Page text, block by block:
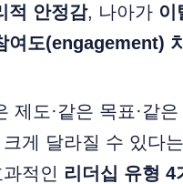
적 안정감, 나아가 이
여도(engagement)
제도·같은 목표·같
크게 달라질 수 있다
적인 리더십 유형 4